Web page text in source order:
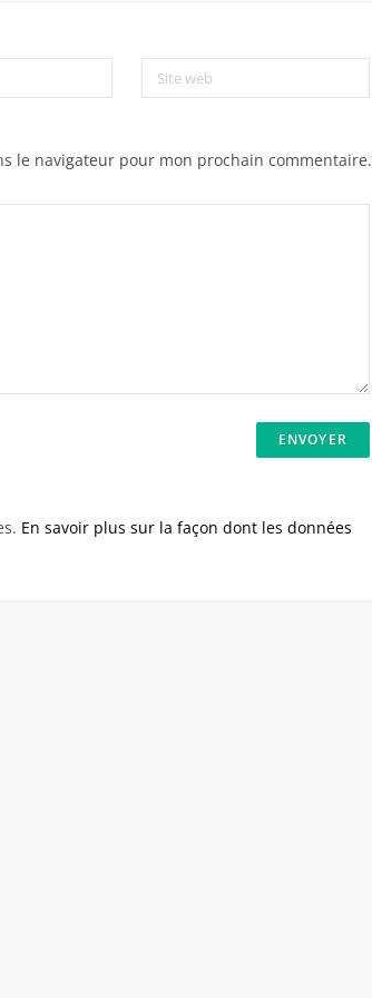
Site web
le navigateur pour mon prochain commentaire.
En savoir plus sur la façon dont les données